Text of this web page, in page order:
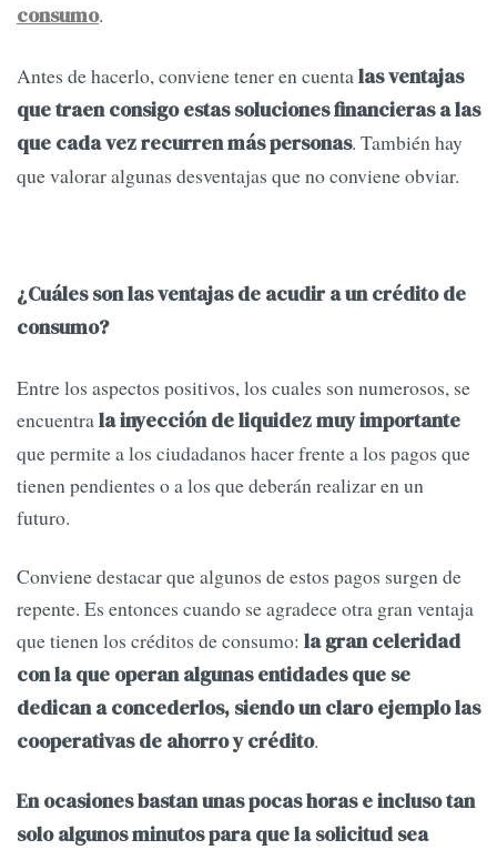
consumo.
Antes de hacerlo, conviene tener en cuentalas ventajas
que traen consigo estas soluciones financieras a las
que cada vez recurren más personas. También hay
que valorar algunas desventajas que no conviene obviar.
¿Cuáles son las ventajas de acudir a un crédito de
consumo?
Entre los aspectos positivos, los cuales son numerosos, se
encuentrala inyección de liquidez muy importante
que permite a los ciudadanos hacer frente a los pagos que
tienen pendientes o a los que deberán realizar en un
futuro.
Conviene destacar que algunos de estos pagos surgen de
repente. Es entonces cuando se agradece otra gran ventaja
que tienen los créditos de consumo: la gran celeridad
con la que operan algunas entidades que se
dedican a concederlos, siendo un claro ejemplo las
cooperativas de ahorro y crédito.
En ocasiones bastan unas pocas horas e incluso tan
solo algunos minutos para que la solicitud sea